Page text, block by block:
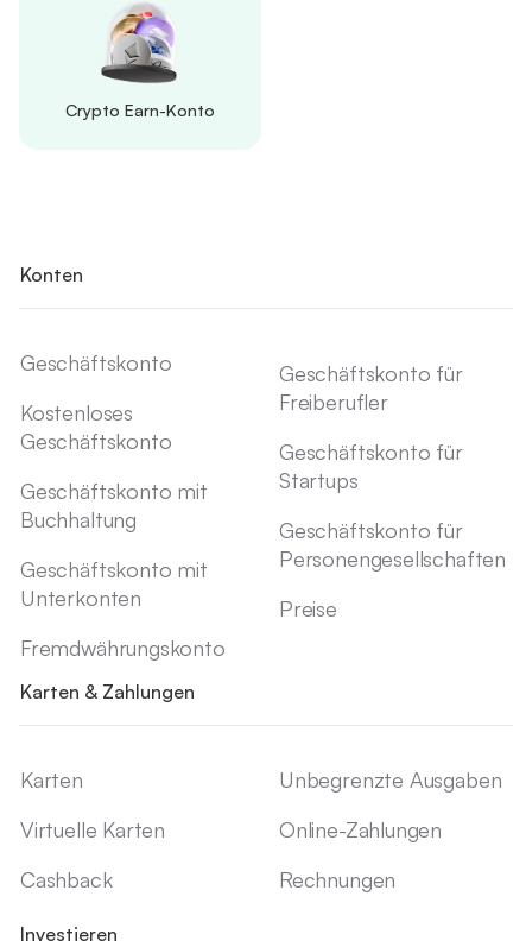
Crypto Earn-Konto
Konten
Geschäftskonto
Kostenloses
Geschäftskonto
Geschäftskonto mit
Buchhaltung
Geschäftskonto mit
Unterkonten
Fremdwährungskonto
Geschäftskonto für
Freiberufler
Geschäftskonto für
Startups
Geschäftskonto für
Personengesellschaften
Preise
Karten & Zahlungen
Karten
Virtuelle Karten
Cashback
Unbegrenzte Ausgaben
Online-Zahlungen
Rechnungen
Investieren